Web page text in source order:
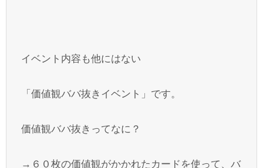
イベント内容も他にはない
「価値観ババ抜きイベント」です。
価値観ババ抜きってなに？
→６０枚の価値観がかかれたカードを使って、バ